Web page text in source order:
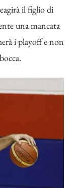
il figlio di
una mancata
i playoff e non